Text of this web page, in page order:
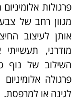
פרגולות
מגוון רחב של
אותן לעיצוב
מודרני,
השילוב של נוף
פרגולה
לגינה או למרפסת.